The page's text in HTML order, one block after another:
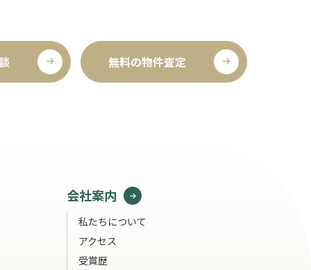
無料の物件査定
会社案内
私たちについて
アクセス
受賞歴